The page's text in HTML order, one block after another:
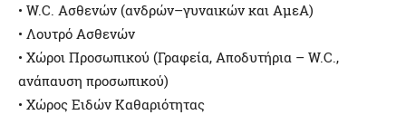
• W.C. Ασθενών (ανδρών–γυναικών και ΑμεΑ)
• Λουτρό Ασθενών
• Χώροι Προσωπικού (Γραφεία, Αποδυτήρια – W.C.,
ανάπαυση προσωπικού)
• Χώρος Ειδών Καθαριότητας